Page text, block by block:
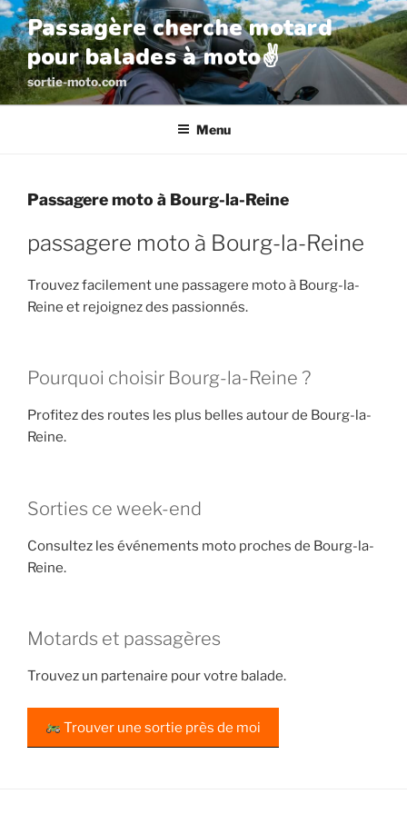
Aller
au
contenu
principal
Passagère cherche motard
pour balades à moto✌️
sortie-moto.com
Menu
Passagere moto à Bourg-la-Reine
passagere moto à Bourg-la-Reine
Trouvez facilement une passagere moto à Bourg-la-
Reine et rejoignez des passionnés.
Pourquoi choisir Bourg-la-Reine ?
Profitez des routes les plus belles autour de Bourg-la-
Reine.
Sorties ce week-end
Consultez les événements moto proches de Bourg-la-
Reine.
Motards et passagères
Trouvez un partenaire pour votre balade.
Trouver une sortie près de moi